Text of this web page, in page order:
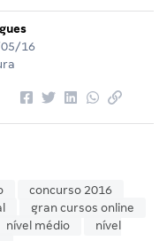
16
concurso 2016
gran cursos online
nível médio
nível